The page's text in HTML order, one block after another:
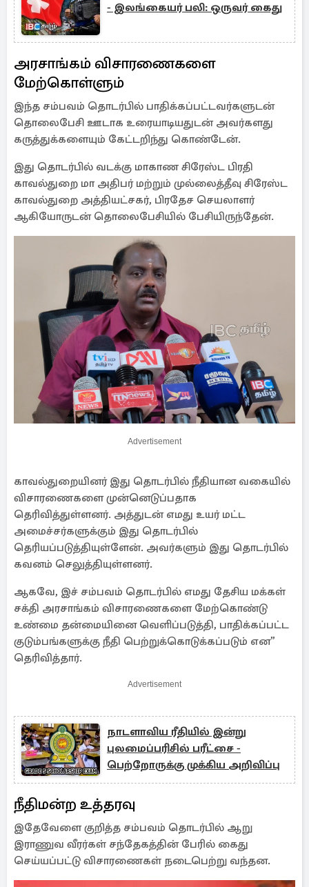
- இலங்கையர் பலி: ஒருவர் கைது
அரசாங்கம் விசாரணைகளை
மேற்கொள்ளும்
இந்த சம்பவம் தொடர்பில் பாதிக்கப்பட்டவர்களுடன்
தொலைபேசி ஊடாக உரையாடியதுடன் அவர்களது
கருத்துக்களையும் கேட்டறிந்து கொண்டேன்.
இது தொடர்பில் வடக்கு மாகாண சிரேஸ்ட பிரதி
காவல்துறை மா அதிபர் மற்றும் முல்லைத்தீவு சிரேஸ்ட
காவல்துறை அத்தியட்சகர், பிரதேச செயலாளர்
ஆகியோருடன் தொலைபேசியில் பேசியிருந்தேன்.
Advertisement
காவல்துறையினர் இது தொடர்பில் நீதியான வகையில்
விசாரணைகளை முன்னெடுப்பதாக
தெரிவித்துள்ளனர். அத்துடன் எமது உயர் மட்ட
அமைச்சர்களுக்கும் இது தொடர்பில்
தெரியப்படுத்தியுள்ளேன். அவர்களும் இது தொடர்பில்
கவனம் செலுத்தியுள்ளனர்.
ஆகவே, இச் சம்பவம் தொடர்பில் எமது தேசிய மக்கள்
சக்தி அரசாங்கம் விசாரணைகளை மேற்கொண்டு
உண்மை தன்மையினை வெளிப்படுத்தி, பாதிக்கப்பட்ட
குடும்பங்களுக்கு நீதி பெற்றுக்கொடுக்கப்படும் என”
தெரிவித்தார்.
Advertisement
நாடளாவிய ரீதியில் இன்று
புலமைப்பரிசில் பரீட்சை -
பெற்றோருக்கு முக்கிய அறிவிப்பு
நீதிமன்ற உத்தரவு
இதேவேளை குறித்த சம்பவம் தொடர்பில் ஆறு
இராணுவ வீரர்கள் சந்தேகத்தின் பேரில் கைது
செய்யப்பட்டு விசாரணைகள் நடைபெற்று வந்தன.